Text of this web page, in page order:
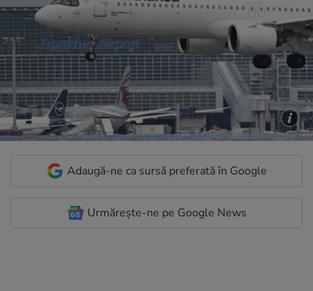
Adaugă-ne ca sursă preferată în Google
Urmărește-ne pe Google News